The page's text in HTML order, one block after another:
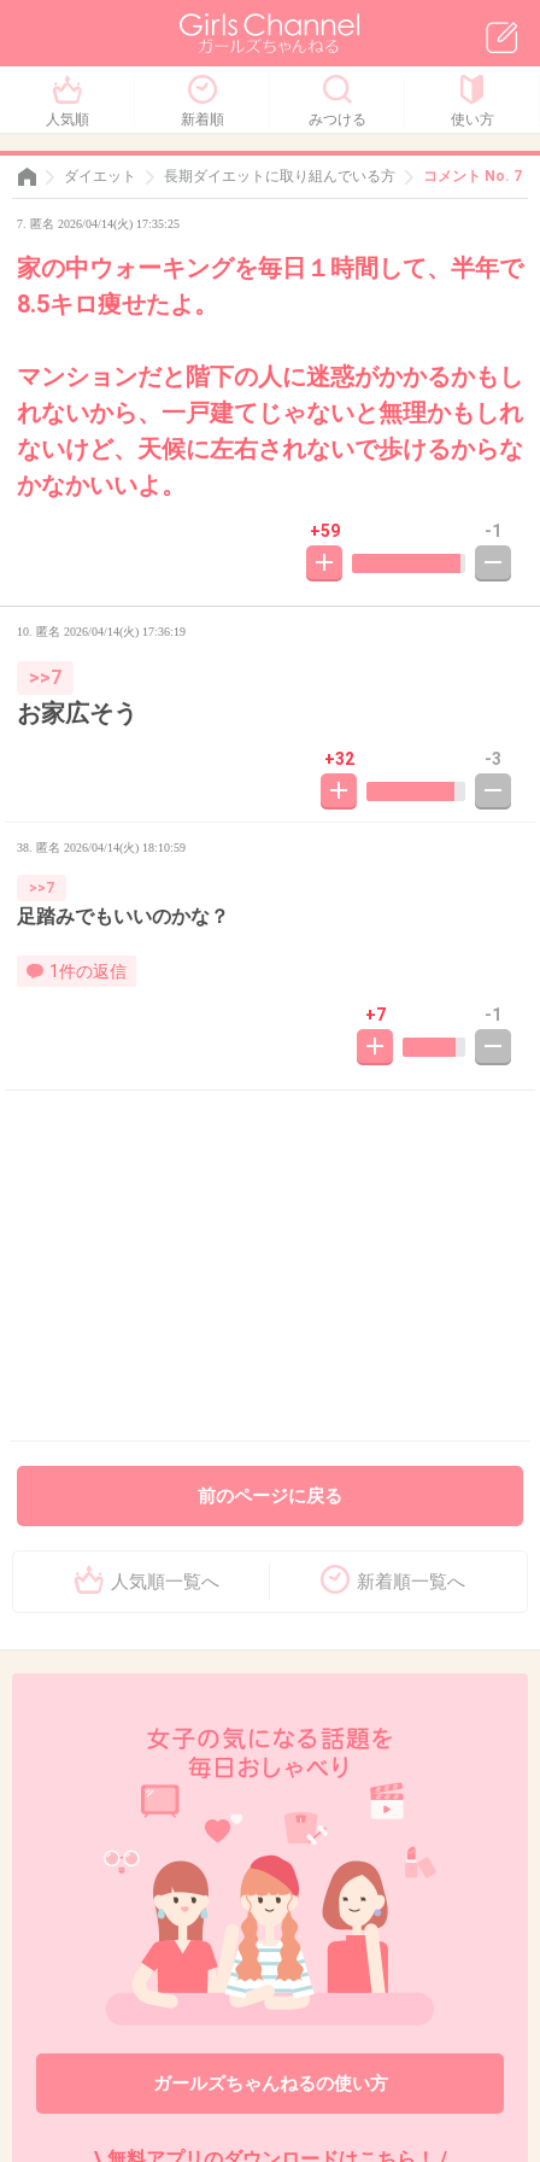
人気順 新着順 みつける 使い方
ダイエット 長期ダイエットに取り組んでいる方 コメント No. 7
7. 匿名 2026/04/14(火) 17:35:25
家の中ウォーキングを毎日１時間して、半年で
8.5キロ痩せたよ。
マンションだと階下の人に迷惑がかかるかもし
れないから、一戸建てじゃないと無理かもしれ
ないけど、天候に左右されないで歩けるからな
かなかいいよ。
+59 -1
10. 匿名 2026/04/14(火) 17:36:19
>>7
お家広そう
+32 -3
38. 匿名 2026/04/14(火) 18:10:59
>>7
足踏みでもいいのかな？
1件の返信
+7 -1
前のページに戻る
人気順一覧へ 新着順一覧へ
ガールズちゃんねるの使い方